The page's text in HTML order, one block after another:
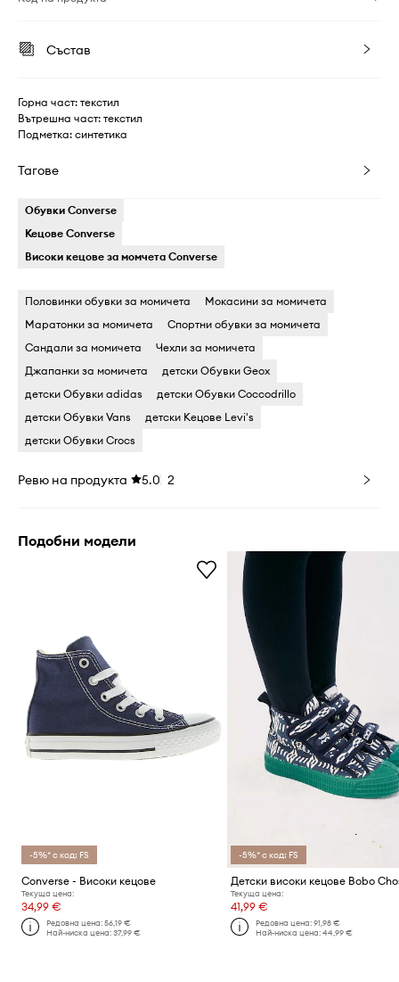
Състав
Горна част: текстил
Вътрешна част: текстил
Подметка: синтетика
Тагове
Обувки Converse
Кецове Converse
Високи кецове за момчета Converse
Половинки обувки за момичета
Мокасини за момичета
Маратонки за момичета
Спортни обувки за момичета
Сандали за момичета
Чехли за момичета
Джапанки за момичета
детски Обувки Geox
детски Обувки adidas
детски Обувки Coccodrillo
детски Обувки Vans
детски Кецове Levi's
детски Обувки Crocs
Ревю на продукта 5.0 2
Подобни модели
-5%* с код: FS
Converse - Високи кецове
Текуща цена:
34,99 €
Редовна цена:56,19 €
Най-ниска цена:37,99 €
-5%* с код: FS
Детски високи кецове Bobo
Текуща цена:
41,99 €
Редовна цена: 91,98 €
Най-ниска цена: 44,99 €